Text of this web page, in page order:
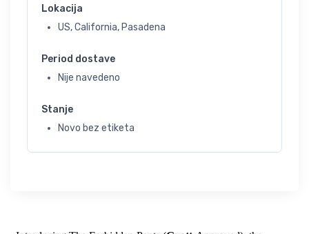
Lokacija
US, California, Pasadena
Period dostave
Nije navedeno
Stanje
Novo bez etiketa